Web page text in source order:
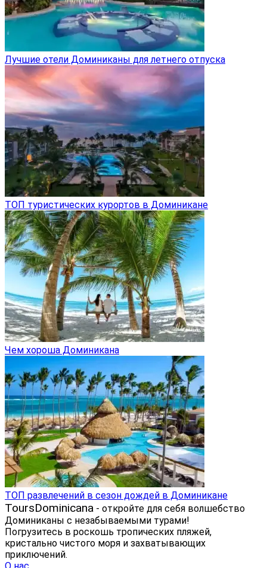
Лучшие отели Доминиканы для летнего отпуска
ТОП туристических курортов в Доминикане
Чем хороша Доминикана
ТОП развлечений в сезон дождей в Доминикане
ToursDominicana - откройте для себя волшебство
Доминиканы с незабываемыми турами!
Погрузитесь в роскошь тропических пляжей,
кристально чистого моря и захватывающих
приключений.